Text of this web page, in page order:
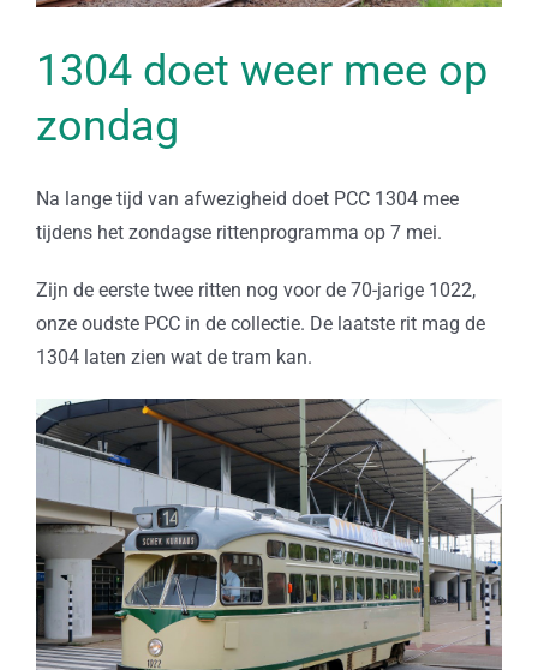
1304 doet weer mee op
zondag
Na lange tijd van afwezigheid doet PCC 1304 mee
tijdens het zondagse rittenprogramma op 7 mei.
Zijn de eerste twee ritten nog voor de 70-jarige 1022,
onze oudste PCC in de collectie. De laatste rit mag de
1304 laten zien wat de tram kan.